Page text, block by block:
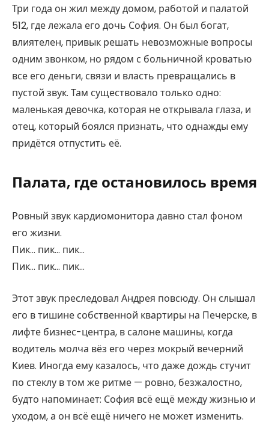
Три года он жил между домом, работой и палатой
512, где лежала его дочь София. Он был богат,
влиятелен, привык решать невозможные вопросы
одним звонком, но рядом с больничной кроватью
все его деньги, связи и власть превращались в
пустой звук. Там существовало только одно:
маленькая девочка, которая не открывала глаза, и
отец, который боялся признать, что однажды ему
придётся отпустить её.
Палата, где остановилось время
Ровный звук кардиомонитора давно стал фоном
его жизни.
Пик… пик… пик…
Пик… пик… пик…
Этот звук преследовал Андрея повсюду. Он слышал
его в тишине собственной квартиры на Печерске, в
лифте бизнес-центра, в салоне машины, когда
водитель молча вёз его через мокрый вечерний
Киев. Иногда ему казалось, что даже дождь стучит
по стеклу в том же ритме — ровно, безжалостно,
будто напоминает: София всё ещё между жизнью и
уходом, а он всё ещё ничего не может изменить.